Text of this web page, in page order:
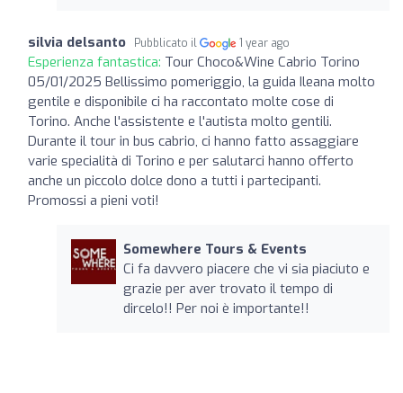
silvia delsanto Pubblicato il 1 year ago
Esperienza fantastica: Tour Choco&Wine Cabrio Torino
05/01/2025 Bellissimo pomeriggio, la guida Ileana molto
gentile e disponibile ci ha raccontato molte cose di
Torino. Anche l'assistente e l'autista molto gentili.
Durante il tour in bus cabrio, ci hanno fatto assaggiare
varie specialità di Torino e per salutarci hanno offerto
anche un piccolo dolce dono a tutti i partecipanti.
Promossi a pieni voti!
Somewhere Tours & Events
Ci fa davvero piacere che vi sia piaciuto e
grazie per aver trovato il tempo di
dircelo!! Per noi è importante!!